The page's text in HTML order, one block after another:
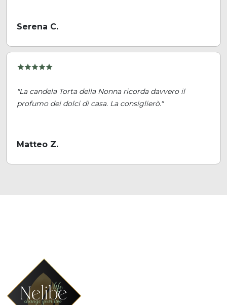
Serena C.
"La candela Torta della Nonna ricorda davvero il
profumo dei dolci di casa. La consiglierò."
Matteo Z.